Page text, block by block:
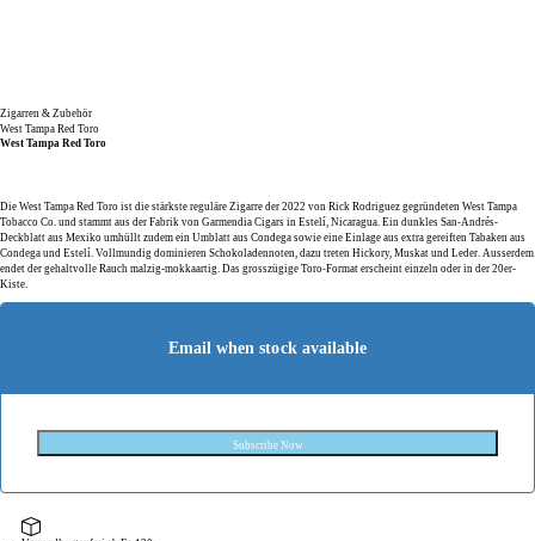
Zigarren & Zubehör
West Tampa Red Toro
West Tampa Red Toro
Die West Tampa Red Toro ist die stärkste reguläre Zigarre der 2022 von Rick Rodriguez gegründeten West Tampa
Tobacco Co. und stammt aus der Fabrik von Garmendia Cigars in Estelí, Nicaragua. Ein dunkles San-Andrés-
Deckblatt aus Mexiko umhüllt zudem ein Umblatt aus Condega sowie eine Einlage aus extra gereiften Tabaken aus
Condega und Estelí. Vollmundig dominieren Schokoladennoten, dazu treten Hickory, Muskat und Leder. Ausserdem
endet der gehaltvolle Rauch malzig-mokkaartig. Das grosszügige Toro-Format erscheint einzeln oder in der 20er-
Kiste.
Email when stock available
Subscribe Now